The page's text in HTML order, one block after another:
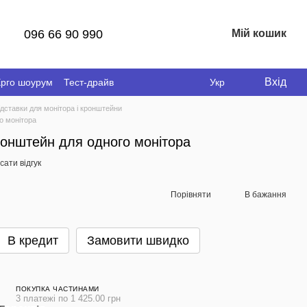
096 66 90 990 Мій кошик
шоурум
Тест-драйв
Укр Вхід
для монітора і кронштейни
монітора
для одного монітора
відгук
Порівняти В бажання
В кредит Замовити швидко
ПОКУПКА ЧАСТИНАМИ
3 платежі по 1 425.00 грн